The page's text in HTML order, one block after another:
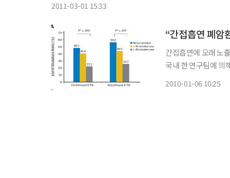
2011-03-01 15:33
“간접흡연 폐암
간접흡연에 오래 노
국내 한 연구팀에 의해 규명돼 주목된다. 세브
2010-01-06 10:25